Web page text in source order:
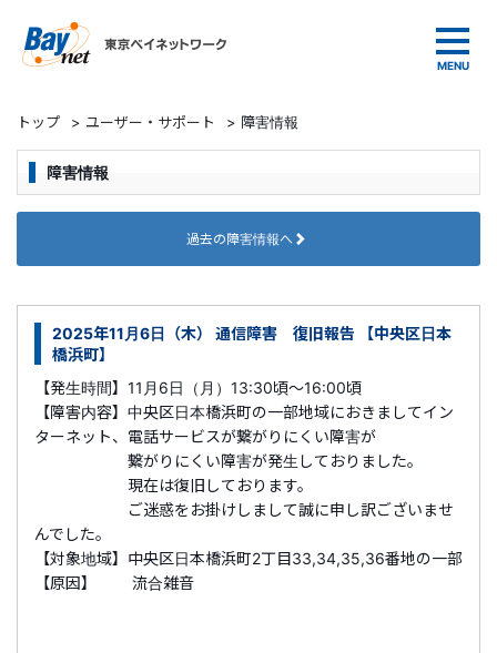
トップ > ユーザー・サポート > 障害情報
障害情報
過去の障害情報へ
2025年11月6日（木） 通信障害 復旧報告 【中央区日本
橋浜町】
【発生時間】11月6日（月）13:30頃～16:00頃
【障害内容】中央区日本橋浜町の一部地域におきましてイン
ターネット、電話サービスが繋がりにくい障害が
繋がりにくい障害が発生しておりました。
現在は復旧しております。
ご迷惑をお掛けしまして誠に申し訳ございませ
んでした。
【対象地域】中央区日本橋浜町2丁目33,34,35,36番地の一部
【原因】 流合雑音